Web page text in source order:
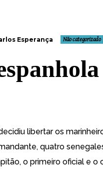
Esperança Não categorizado
libertar os
quatro
o primeiro oficial e